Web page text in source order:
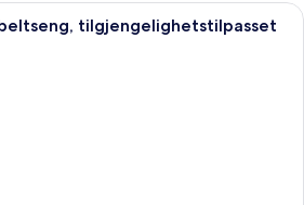
Skrivebord, blendingsgardiner,
tilgjengelighetstilpasset